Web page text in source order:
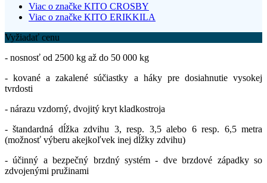
Viac o značke KITO CROSBY
Viac o značke KITO ERIKKILA
Vyžiadať cenu
- nosnosť od 2500 kg až do 50 000 kg
- kované a zakalené súčiastky a háky pre dosiahnutie vysokej
tvrdosti
- nárazu vzdorný, dvojitý kryt kladkostroja
- štandardná dĺžka zdvihu 3, resp. 3,5 alebo 6 resp. 6,5 metra
(možnosť výberu akejkoľvek inej dĺžky zdvihu)
- účinný a bezpečný brzdný systém - dve brzdové západky so
zdvojenými pružinami